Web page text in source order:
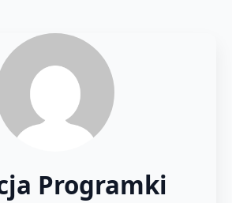
Programki